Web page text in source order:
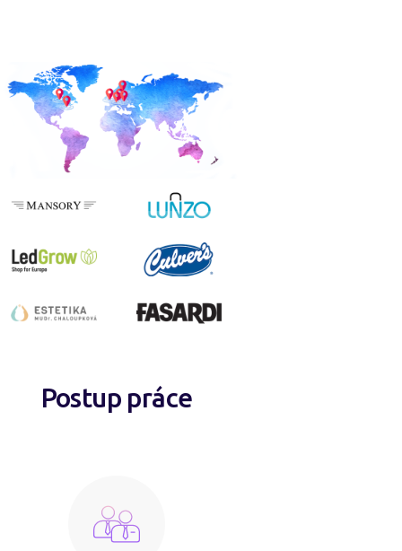
Postup práce